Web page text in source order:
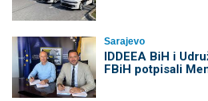
Sarajevo
IDDEEA BiH i
FBiH potpisali